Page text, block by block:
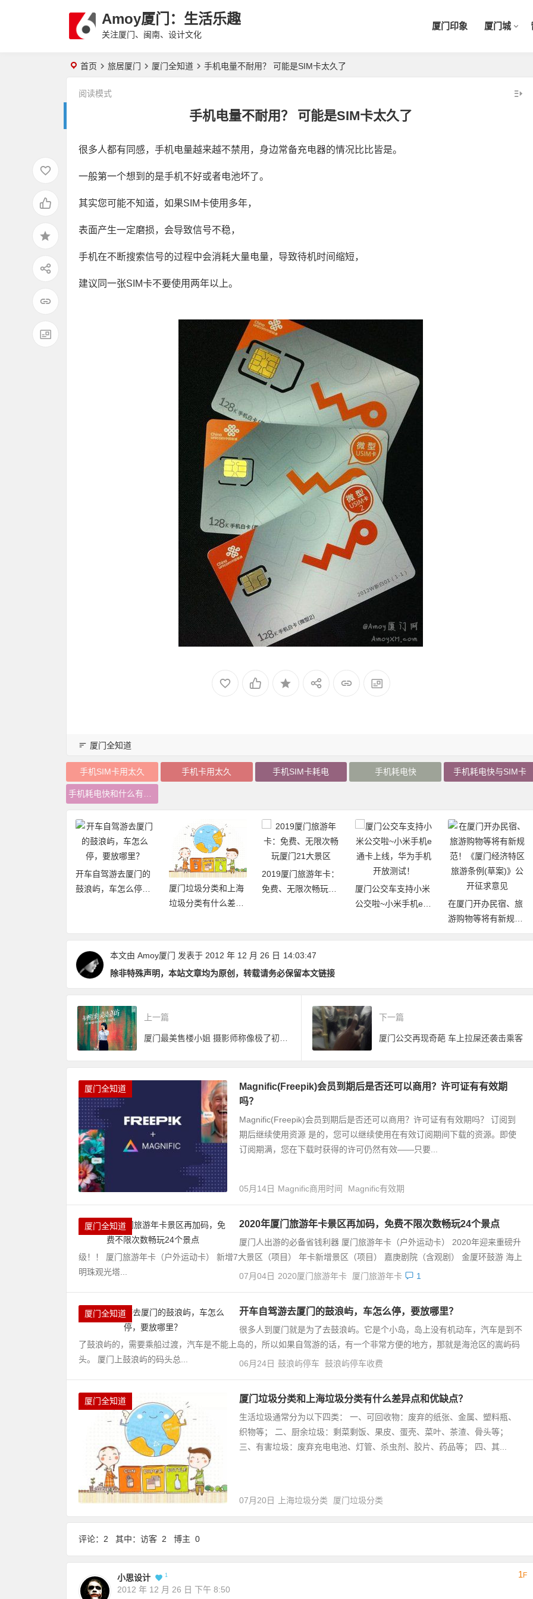
Amoy厦门：生活乐趣
关注厦门、闽南、设计文化
厦门印象 厦门城
首页 旅居厦门 厦门全知道 手机电量不耐用？ 可能是SIM卡太久了
手机电量不耐用？ 可能是SIM卡太久了
阅读模式
很多人都有同感，手机电量越来越不禁用，身边常备充电器的情况比比皆是。
一般第一个想到的是手机不好或者电池坏了。
其实您可能不知道，如果SIM卡使用多年，
表面产生一定磨损，会导致信号不稳，
手机在不断搜索信号的过程中会消耗大量电量，导致待机时间缩短，
建议同一张SIM卡不要使用两年以上。
厦门全知道
手机SIM卡用太久 手机卡用太久 手机SIM卡耗电 手机耗电快 手机耗电快与SIM卡
开车自驾游去厦门的
鼓浪屿，车怎么停，
厦门垃圾分类和上海
垃圾分类有什么差异
2019厦门旅游年卡：
免费、无限次畅玩厦
厦门公交车支持小米
公交啦~小米手机e通
放测试！
在厦门开办民宿、旅
游购物等将有新规
范！《厦门经济特区
本文由 Amoy厦门 发表于 2012 年 12 月 26 日 14:03:47
除非特殊声明，本站文章均为原创，转载请务必保留本文链接
上一篇 下一篇
厦门公交再现奇葩 车上拉屎还袭击乘客
厦门全知道
Magnific(Freepik)会员到期后是否还可以商用？许可证有有效期
吗？
Magnific(Freepik)会员到期后是否还可以商用？许可证有有效期吗？ 订阅到
期后继续使用资源 是的，您可以继续使用在有效订阅期间下载的资源。即使
订阅期满，您在下载时获得的许可仍然有效——只要...
05月14日 Magnific商用时间 Magnific有效期
厦门全知道 2020年厦门旅游年卡景区再加码，免费不限次数畅玩24个景点
厦门人出游的必备省钱利器 厦门旅游年卡（户外运动卡） 2020年迎来重磅升
级！！ 厦门旅游年卡（户外运动卡） 新增7大景区（项目） 年卡新增景区（项目） 嘉庚剧院（含观剧） 金厦环鼓游 海上
明珠观光塔...
07月04日 2020厦门旅游年卡 厦门旅游年卡 1
厦门全知道 开车自驾游去厦门的鼓浪屿，车怎么停，要放哪里？
很多人到厦门就是为了去鼓浪屿。它是个小岛，岛上没有机动车，汽车是到不
了鼓浪屿的，需要乘船过渡，汽车是不能上岛的，所以如果自驾游的话，有一个非常方便的地方，那就是海沧区的嵩屿码
头。 厦门上鼓浪屿的码头总...
06月24日 鼓浪屿停车 鼓浪屿停车收费
厦门全知道 厦门垃圾分类和上海垃圾分类有什么差异点和优缺点？
生活垃圾通常分为以下四类： 一、可回收物：废弃的纸张、金属、塑料瓶、
织物等； 二、厨余垃圾：剩菜剩饭、果皮、蛋壳、菜叶、茶渣、骨头等；
三、有害垃圾：废弃充电电池、灯管、杀虫剂、胶片、药品等； 四、其...
07月20日 上海垃圾分类 厦门垃圾分类
评论：2 其中：访客 2 博主 0
小思设计 1
2012 年 12 月 26 日 下午 8:50
1F